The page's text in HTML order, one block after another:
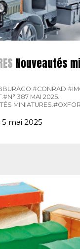
Nouveautés
#CONRAD.
#N° 387 MAI 2025.
MINIATURES.
mai 2025